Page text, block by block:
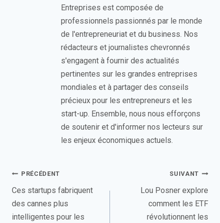
Entreprises est composée de
professionnels passionnés par le monde
de l'entrepreneuriat et du business. Nos
rédacteurs et journalistes chevronnés
s'engagent à fournir des actualités
pertinentes sur les grandes entreprises
mondiales et à partager des conseils
précieux pour les entrepreneurs et les
start-up. Ensemble, nous nous efforçons
de soutenir et d'informer nos lecteurs sur
les enjeux économiques actuels.
Navigation
de
l’article
PRÉCÉDENT
Ces startups fabriquent
des cannes plus
intelligentes pour les
SUIVANT
Lou Posner explore
comment les ETF
révolutionnent les